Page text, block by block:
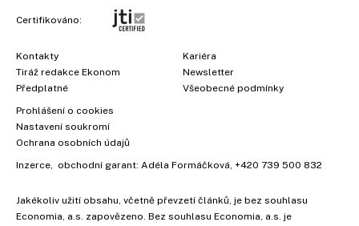
Certifikováno:
Kontakty
Tiráž redakce Ekonom
Předplatné
Kariéra
Newsletter
Všeobecné podmínky
Prohlášení o cookies
Nastavení soukromí
Ochrana osobních údajů
Inzerce, obchodní garant: Adéla Formáčková, +420 739 500 832
Jakékoliv užití obsahu, včetně převzetí článků, je bez souhlasu
Economia, a.s. zapovězeno. Bez souhlasu Economia, a.s. je